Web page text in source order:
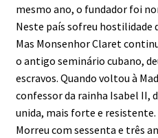
mesmo ano, o fundador foi
Neste país sofreu hostilidade
Mas Monsenhor Claret
o antigo seminário cubano,
escravos. Quando voltou à
confessor da rainha Isabel II,
unida, mais forte e resistente.
Morreu com sessenta e três